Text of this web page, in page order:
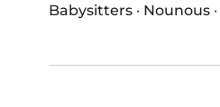
Babysitters · Nounous ·